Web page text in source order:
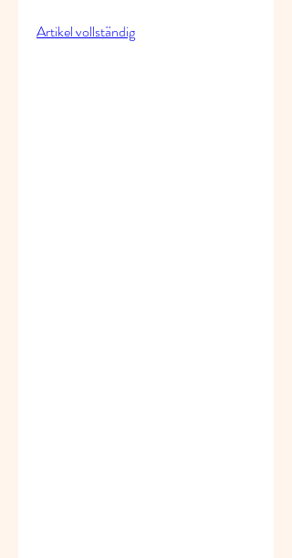
Artikel vollständig